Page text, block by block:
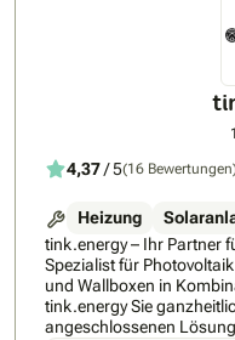
4,37/ 5(16
Heizung
tink.energy – Ihr Partner
Spezialist für
und Wallboxen in
tink.energy Sie
angeschlossenen